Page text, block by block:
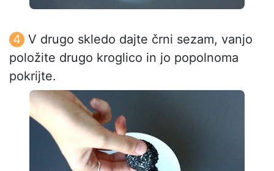
V drugo skledo dajte črni sezam, vanjo
položite drugo kroglico in jo popolnoma
pokrijte.